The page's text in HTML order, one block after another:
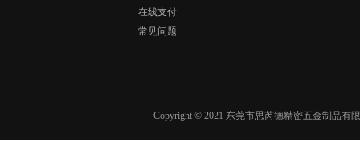
在线支付
常见问题
Copyright © 2021 东莞市思芮德精密五金制品有